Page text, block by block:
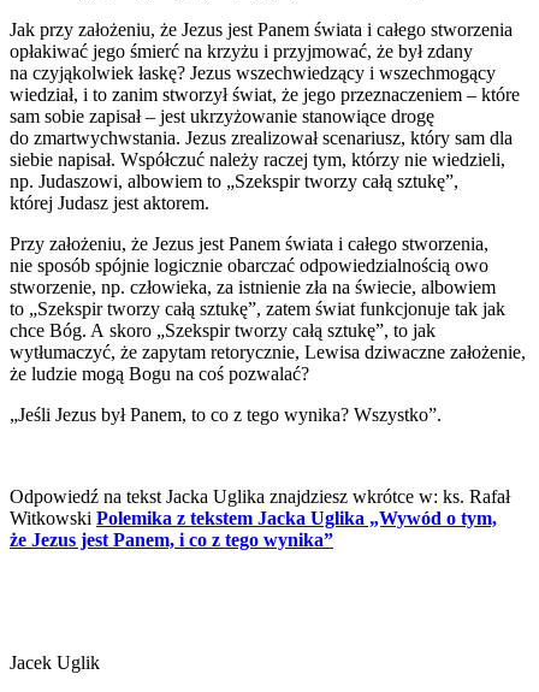
Jak przy założeniu, że Jezus jest Panem świata i całego stworzenia
opłakiwać jego śmierć na krzyżu i przyjmować, że był zdany
na czyjąkolwiek łaskę? Jezus wszechwiedzący i wszechmogący
wiedział, i to zanim stworzył świat, że jego przeznaczeniem – które
sam sobie zapisał – jest ukrzyżowanie stanowiące drogę
do zmartwychwstania. Jezus zrealizował scenariusz, który sam dla
siebie napisał. Współczuć należy raczej tym, którzy nie wiedzieli,
np. Judaszowi, albowiem to „Szekspir tworzy całą sztukę”,
której Judasz jest aktorem.
Przy założeniu, że Jezus jest Panem świata i całego stworzenia,
nie sposób spójnie logicznie obarczać odpowiedzialnością owo
stworzenie, np. człowieka, za istnienie zła na świecie, albowiem
to „Szekspir tworzy całą sztukę”, zatem świat funkcjonuje tak jak
chce Bóg. A skoro „Szekspir tworzy całą sztukę”, to jak
wytłumaczyć, że zapytam retorycznie, Lewisa dziwaczne założenie,
że ludzie mogą Bogu na coś pozwalać?
„Jeśli Jezus był Panem, to co z tego wynika? Wszystko”.
Odpowiedź na tekst Jacka Uglika znajdziesz wkrótce w: ks. Rafał
Witkowski Polemika z tekstem Jacka Uglika „Wywód o tym,
że Jezus jest Panem, i co z tego wynika”
Jacek Uglik